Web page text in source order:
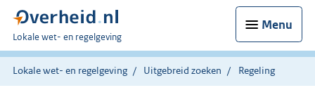
Menu
U
bent
hier:
Lokale wet- en regelgeving
Lokale wet- en regelgeving Uitgebreid zoeken Regeling